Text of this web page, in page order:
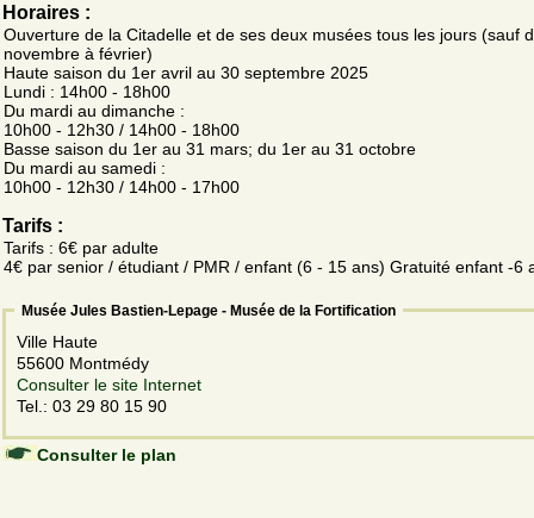
Horaires :
Ouverture de la Citadelle et de ses deux musées tous les jours (sauf
novembre à février)
Haute saison du 1er avril au 30 septembre 2025
Lundi : 14h00 - 18h00
Du mardi au dimanche :
10h00 - 12h30 / 14h00 - 18h00
Basse saison du 1er au 31 mars; du 1er au 31 octobre
Du mardi au samedi :
10h00 - 12h30 / 14h00 - 17h00
Tarifs :
Tarifs : 6€ par adulte
4€ par senior / étudiant / PMR / enfant (6 - 15 ans) Gratuité enfant -6
Musée Jules Bastien-Lepage - Musée de la Fortification
Ville Haute
55600 Montmédy
Consulter le site Internet
Tel.: 03 29 80 15 90
Consulter le plan